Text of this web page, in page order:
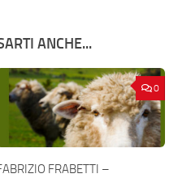
ANCHE...
0
FRABETTI –